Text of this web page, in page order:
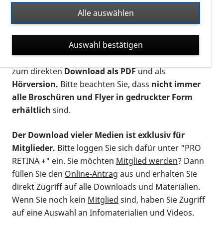
Ort. Nutzen Sie den Formatfilter, um ausschließlich
nach Flyern und Broschüren, Audios oder Videos zu
suchen. Die meisten Flyer und Broschüren werden in
verschiedenen Formaten angeboten: zur
postalischen Bestellung als gedruckte Variante
zum direktenDownload als PDFund als
Hörversion. Bitte beachten Sie, dass nicht immer
alle Broschüren und Flyer in gedruckter Form
erhältlich sind.
Der Download vieler Medien ist exklusiv für
Mitglieder. Bitte loggen Sie sich dafür unter "PRO
RETINA +" ein. Sie möchten Mitglied werden? Dann
füllen Sie den Online-Antrag aus und erhalten Sie
direkt Zugriff auf alle Downloads und Materialien.
Wenn Sie noch kein Mitglied sind, haben Sie Zugriff
auf eine Auswahl an Infomaterialien und Videos.
Alle auswählen
Auswahl bestätigen